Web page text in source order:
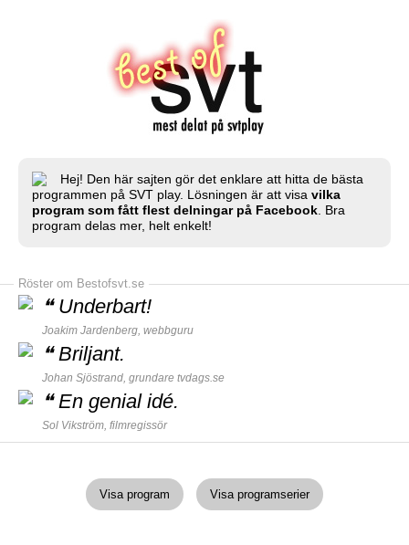
Hej! Den här sajten gör det enklare att hitta de bästa
programmen på SVT play. Lösningen är att visa vilka
program som fått flest delningar på Facebook . Bra
program delas mer, helt enkelt!
Röster om Bestofsvt.se
❝ Underbart!
Joakim Jardenberg, webbguru
❝Briljant.
Johan Sjöstrand, grundare tvdags.se
❝En genial idé.
Sol Vikström, filmregissör
Visa program Visa programserier